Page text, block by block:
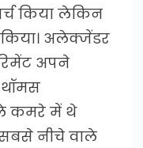
किया लेकिन
अलेक्जेंडर
अपने
कमरे में थे
नीचे वाले